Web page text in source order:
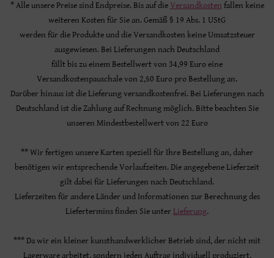
* Alle unsere Preise sind Endpreise. Bis auf die Versandkosten fallen keine
weiteren Kosten für Sie an. Gemäß § 19 Abs. 1 UStG
werden für die Produkte und die Versandkosten keine Umsatzsteuer
ausgewiesen. Bei Lieferungen nach Deutschland
fällt bis zu einem Bestellwert von 34,99 Euro eine
Versandkostenpauschale von 2,50 Euro pro Bestellung an.
Darüber hinaus ist die Lieferung versandkostenfrei. Bei Lieferungen nach
Deutschland ist die Zahlung auf Rechnung möglich. Bitte beachten Sie
unseren Mindestbestellwert von 22 Euro
** Wir fertigen unsere Karten speziell für Ihre Bestellung an, daher
benötigen wir entsprechende Vorlaufzeiten. Die angegebene Lieferzeit
gilt dabei für Lieferungen nach Deutschland.
Lieferzeiten für andere Länder und Informationen zur Berechnung des
Liefertermins finden Sie unter Lieferung.
*** Da wir ein kleiner kunsthandwerklicher Betrieb sind, der nicht mit
Lagerware arbeitet, sondern jeden Auftrag individuell produziert,